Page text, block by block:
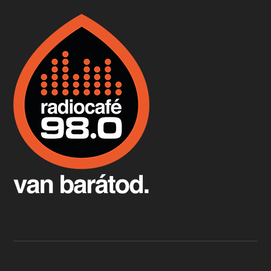
Boston, teadélután, bab és homár
Apr 9, 2026 • 00:37:17
Fermentáljunk, a testünk meghálálja!
Apr 3, 2026 • 00:36:07